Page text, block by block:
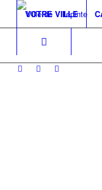
VOTRE VILLE